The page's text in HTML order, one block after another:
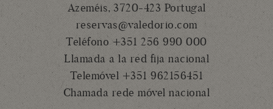
Azeméis, 3720-423 Portugal
reservas@valedorio.com
Teléfono +351 256 990 000
Llamada a la red fija nacional
Telemóvel +351 962156451
Chamada rede móvel nacional